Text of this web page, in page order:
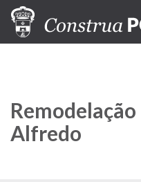
Pular
para
Remodelação
Alfredo